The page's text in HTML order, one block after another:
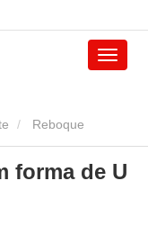
Reboque
de U com 4 eixos
forma de U